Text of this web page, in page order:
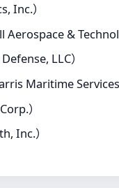
Inc.）
Aerospace &
LLC）
Maritime
）
Inc.）